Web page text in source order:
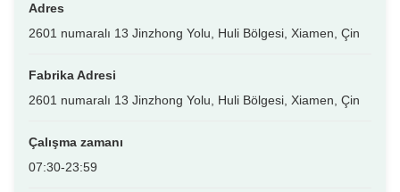
Adres
2601 numaralı 13 Jinzhong Yolu, Huli Bölgesi, Xiamen, Çin
Fabrika Adresi
2601 numaralı 13 Jinzhong Yolu, Huli Bölgesi, Xiamen, Çin
Çalışma zamanı
07:30-23:59